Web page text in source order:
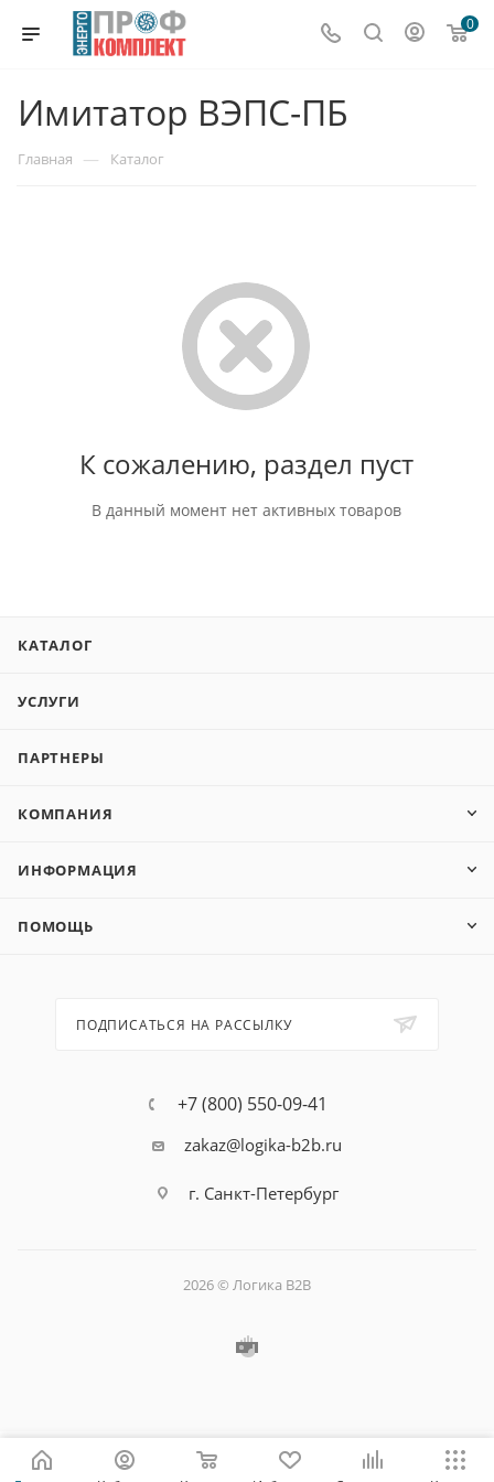
0
Имитатор ВЭПС-ПБ
Главная — Каталог
К сожалению, раздел пуст
В данный момент нет активных товаров
КАТАЛОГ
УСЛУГИ
ПАРТНЕРЫ
КОМПАНИЯ
ИНФОРМАЦИЯ
ПОМОЩЬ
ПОДПИСАТЬСЯ НА РАССЫЛКУ
+7 (800) 550-09-41
zakaz@logika-b2b.ru
г. Санкт-Петербург
2026 © Логика B2B